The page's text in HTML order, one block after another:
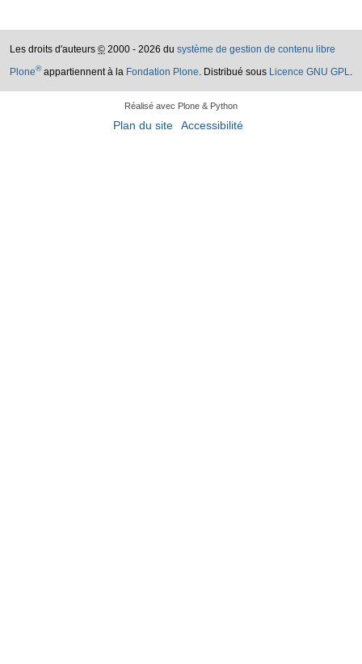
Les droits d'auteurs © 2000 - 2026 du système de gestion de contenu libre
Plone®appartiennent à la Fondation Plone. Distribué sous Licence GNU GPL.
Réalisé avec Plone & Python
Plan du site Accessibilité